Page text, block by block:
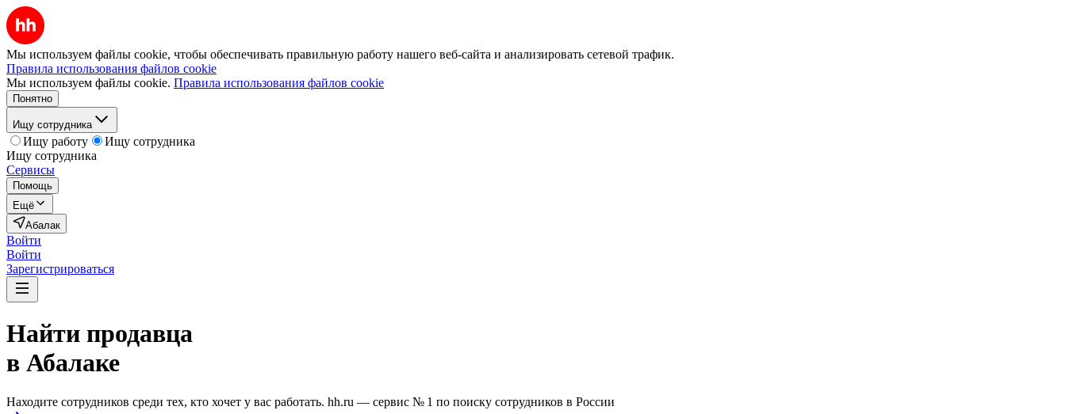
Мы используем файлы cookie, чтобы обеспечивать правильную работу нашего веб-сайта и анализировать сетевой трафик.
Правила использования файлов cookie
Мы используем файлы cookie. Правила использования файлов cookie
Понятно
Ищу сотрудника
Ищу работу
Ищу сотрудника
Ищу сотрудника
Сервисы
Помощь
Ещё
Абалак
Войти
Войти
Зарегистрироваться
Найти продавца
в Абалаке
Находите сотрудников среди тех, кто хочет у вас работать. hh.ru — сервис № 1 по поиску сотрудников в России